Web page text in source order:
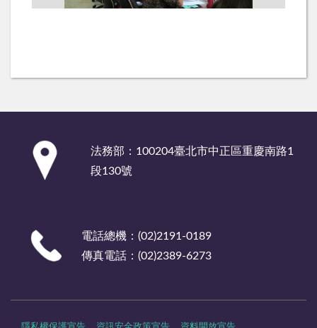
法務部：100204臺北市中正區重慶南路1
段130號
電話總機：(02)2191-0189
傳真電話：(02)2389-6273